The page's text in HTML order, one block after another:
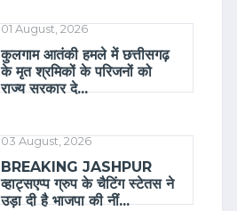
01 August, 2026
कुलगाम आतंकी हमले में छत्तीसगढ़
के मृत श्रमिकों के परिजनों को
राज्य सरकार दे...
03 August, 2026
BREAKING JASHPUR
व्हाट्सएप्प ग्रुप के चैटिंग स्टेतस ने
उड़ा दी है भाजपा की नीं...